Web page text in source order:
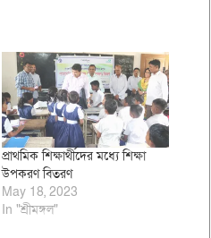
প্রাথমিক শিক্ষার্থীদের মধ্যে শিক্ষা
উপকরণ বিতরণ
May 18, 2023
In "শ্রীমঙ্গল"